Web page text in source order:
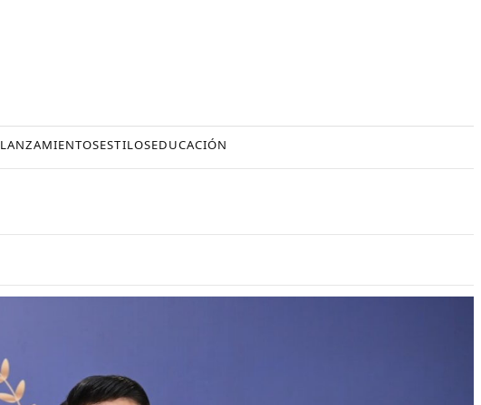
LANZAMIENTOSESTILOSEDUCACIÓN